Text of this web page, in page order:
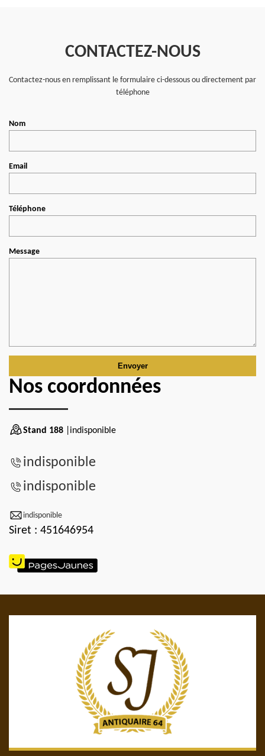
CONTACTEZ-NOUS
Contactez-nous en remplissant le formulaire ci-dessous ou directement par
téléphone
Nom
Email
Téléphone
Message
Nos coordonnées
Stand 188 |indisponible
indisponible
indisponible
indisponible
Siret : 451646954